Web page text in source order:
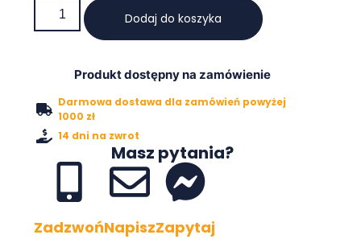
Dodaj do koszyka
Produkt dostępny na zamówienie
Darmowa dostawa dla zamówień powyżej
1000 zł
14 dni na zwrot
Masz pytania?
ZadzwońNapiszZapytaj